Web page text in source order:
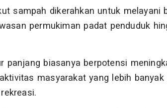
sampah dikerahkan untuk melayani
permukiman padat penduduk
panjang biasanya berpotensi
masyarakat yang lebih banyak